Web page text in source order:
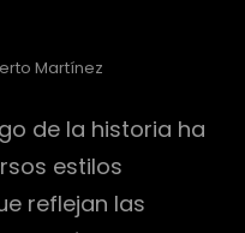
Martínez
de la historia ha
estilos
reflejan las